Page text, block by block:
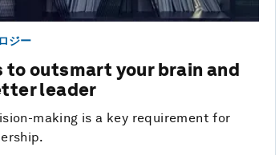
ジー
to outsmart your brain and
leader
making is a key requirement for